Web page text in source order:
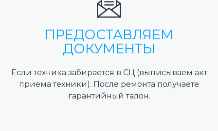
ПРЕДОСТАВЛЯЕМ
ДОКУМЕНТЫ
Если техника забирается в СЦ (выписываем акт
приема техники). После ремонта получаете
гарантийный талон.